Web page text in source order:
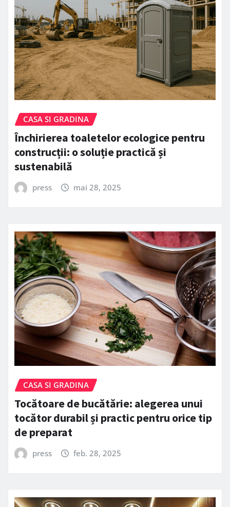
CASA SI GRADINA
Închirierea toaletelor ecologice pentru
construcții: o soluție practică și
sustenabilă
press mai 28, 2025
CASA SI GRADINA
Tocătoare de bucătărie: alegerea unui
tocător durabil și practic pentru orice tip
de preparat
press feb. 28, 2025